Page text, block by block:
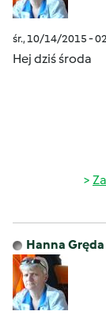
śr., 10/14/2015 -
Hej dziś środa
Hanna Gręda